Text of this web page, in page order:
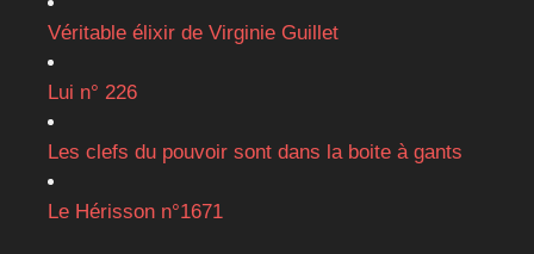
Véritable élixir de Virginie Guillet
Lui n° 226
Les clefs du pouvoir sont dans la boite à gants
Le Hérisson n°1671